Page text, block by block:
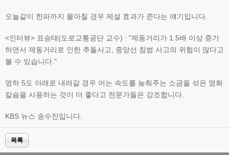
오늘같이 한파까지 몰아칠 경우 제설 효과가 준다는 얘기입니다.
<인터뷰> 표승태(도로교통공단 교수) : "제동거리가 1.5배 이상 증가
하면서 제동거리로 인한 추돌사고, 중앙선 침범 사고의 위험이 많다고
볼 수 있습니다."
영하 5도 아래로 내려갈 경우 어는 속도를 늦춰주는 소금을 섞은 염화
칼슘을 사용하는 것이 더 좋다고 전문가들은 강조합니다.
KBS 뉴스 송수진입니다.
목록